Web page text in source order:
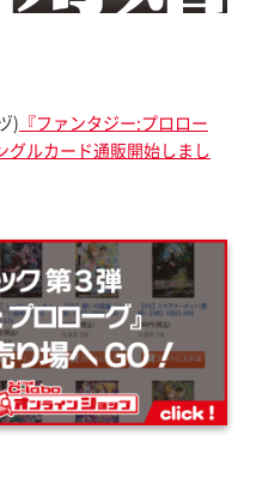
) 『ファンタジー:プロロー
グルカード通販開始しまし